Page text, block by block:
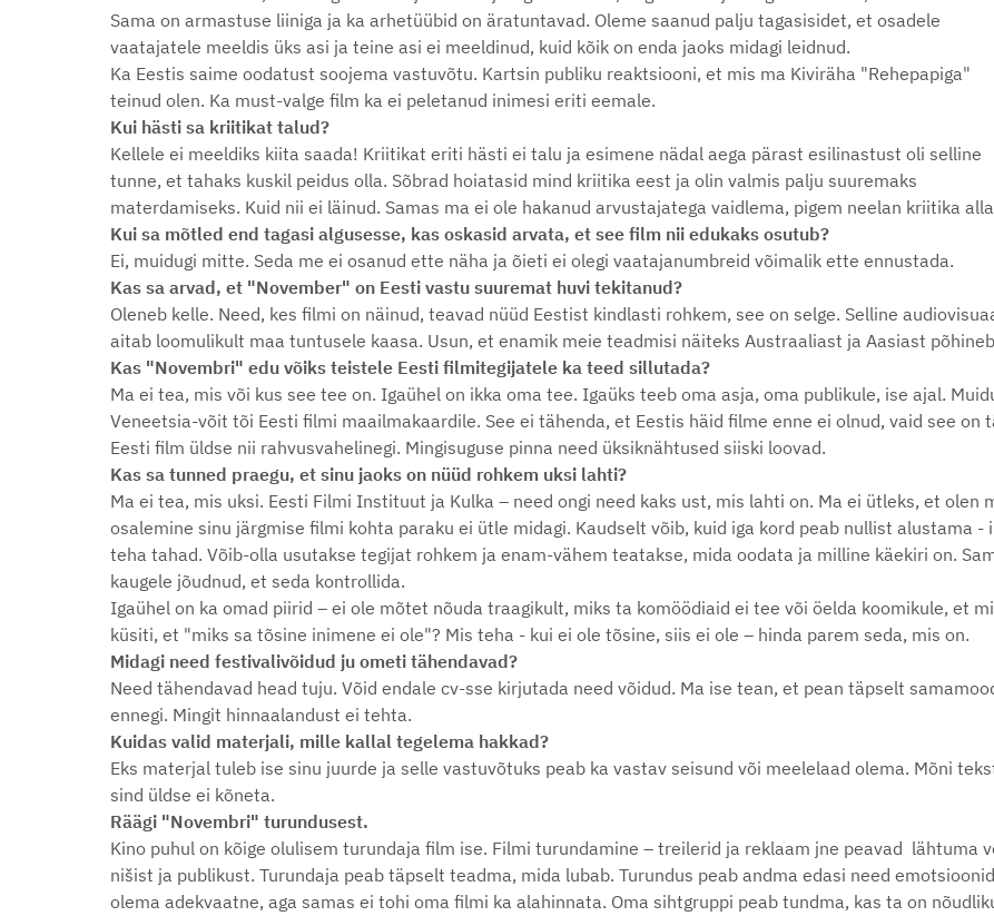
Sama on armastuse liiniga ja ka arhetüübid on äratuntavad. Oleme saanud palju tagasisidet, et osadele
vaatajatele meeldis üks asi ja teine asi ei meeldinud, kuid kõik on enda jaoks midagi leidnud.
Ka Eestis saime oodatust soojema vastuvõtu. Kartsin publiku reaktsiooni, et mis ma Kiviräha "Rehepapiga"
teinud olen. Ka must-valge film ka ei peletanud inimesi eriti eemale.
Kui hästi sa kriitikat talud?
Kellele ei meeldiks kiita saada! Kriitikat eriti hästi ei talu ja esimene nädal aega pärast esilinastust oli selline
tunne, et tahaks kuskil peidus olla. Sõbrad hoiatasid mind kriitika eest ja olin valmis palju suuremaks
materdamiseks. Kuid nii ei läinud. Samas ma ei ole hakanud arvustajatega vaidlema, pigem neelan kriitika
Kui sa mõtled end tagasi algusesse, kas oskasid arvata, et see film nii edukaks osutub?
Ei, muidugi mitte. Seda me ei osanud ette näha ja õieti ei olegi vaatajanumbreid võimalik ette ennustada.
Kas sa arvad, et "November" on Eesti vastu suuremat huvi tekitanud?
Oleneb kelle. Need, kes filmi on näinud, teavad nüüd Eestist kindlasti rohkem, see on selge. Selline
aitab loomulikult maa tuntusele kaasa. Usun, et enamik meie teadmisi näiteks Austraaliast ja Aasiast
Kas "Novembri" edu võiks teistele Eesti filmitegijatele ka teed sillutada?
Ma ei tea, mis või kus see tee on. Igaühel on ikka oma tee. Igaüks teeb oma asja, oma publikule, ise ajal.
Veneetsia-võit tõi Eesti filmi maailmakaardile. See ei tähenda, et Eestis häid filme enne ei olnud, vaid see
Eesti film üldse nii rahvusvahelinegi. Mingisuguse pinna need üksiknähtused siiski loovad.
Kas sa tunned praegu, et sinu jaoks on nüüd rohkem uksi lahti?
Ma ei tea, mis uksi. Eesti Filmi Instituut ja Kulka – need ongi need kaks ust, mis lahti on. Ma ei ütleks, et olen
osalemine sinu järgmise filmi kohta paraku ei ütle midagi. Kaudselt võib, kuid iga kord peab nullist alustama
teha tahad. Võib-olla usutakse tegijat rohkem ja enam-vähem teatakse, mida oodata ja milline käekiri on.
kaugele jõudnud, et seda kontrollida.
Igaühel on ka omad piirid – ei ole mõtet nõuda traagikult, miks ta komöödiaid ei tee või öelda koomikule, et
küsiti, et "miks sa tõsine inimene ei ole"? Mis teha - kui ei ole tõsine, siis ei ole – hinda parem seda, mis on.
Midagi need festivalivõidud ju ometi tähendavad?
Need tähendavad head tuju. Võid endale cv-sse kirjutada need võidud. Ma ise tean, et pean täpselt
ennegi. Mingit hinnaalandust ei tehta.
Kuidas valid materjali, mille kallal tegelema hakkad?
Eks materjal tuleb ise sinu juurde ja selle vastuvõtuks peab ka vastav seisund või meelelaad olema. Mõni
sind üldse ei kõneta.
Räägi "Novembri" turundusest.
Kino puhul on kõige olulisem turundaja film ise. Filmi turundamine – treilerid ja reklaam jne peavad
nišist ja publikust. Turundaja peab täpselt teadma, mida lubab. Turundus peab andma edasi need
olema adekvaatne, aga samas ei tohi oma filmi ka alahinnata. Oma sihtgruppi peab tundma, kas ta on